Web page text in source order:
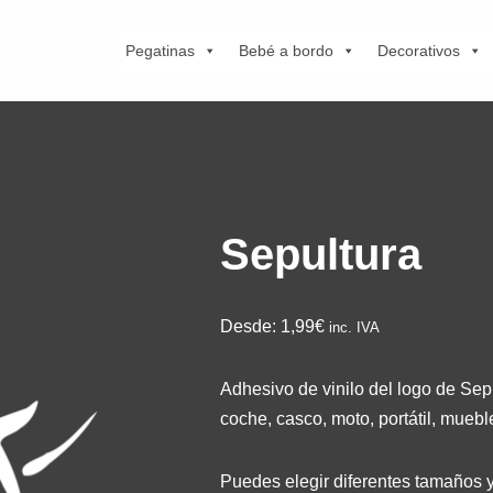
Pegatinas Bebé a bordo Decorativos
Sepultura
Desde: 1,99€ inc. IVA
Adhesivo de vinilo del logo de
coche, casco, moto, portátil,
Puedes elegir diferentes tamaños